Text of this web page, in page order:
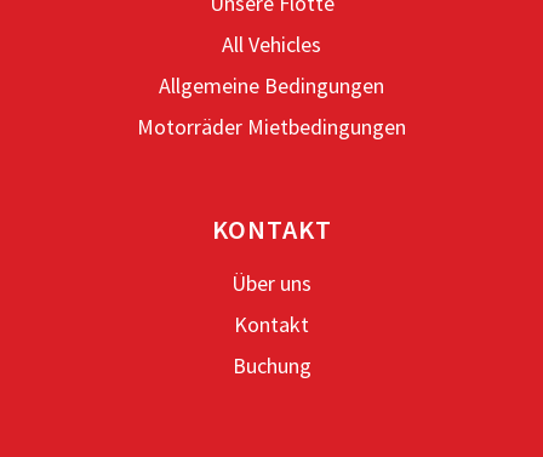
All Vehicles
Allgemeine Bedingungen
Motorräder Mietbedingungen
KONTAKT
Über uns
Kontakt
Buchung